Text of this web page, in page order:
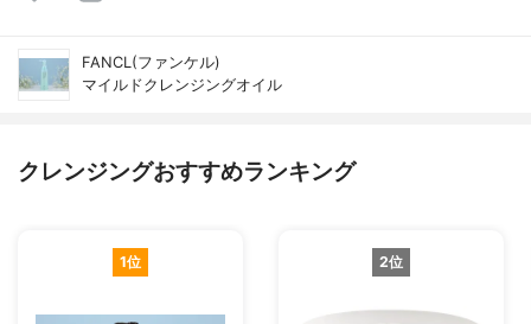
FANCL(ファンケル)
マイルドクレンジングオイル
クレンジングおすすめランキング
1位 2位